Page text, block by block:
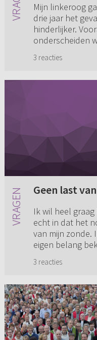
Mijn linkeroog
drie jaar het
hinderlijker.
onderscheiden
3 reacties
Geen last
Ik wil heel
echt in dat het
van mijn zonde.
eigen belang
3 reacties